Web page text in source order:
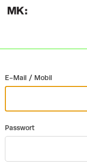
E-Mail / Mobil
Passwort